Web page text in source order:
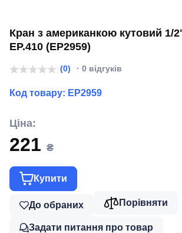
Кран з американкою кутовий 1/
EP.410 (EP2959)
(0) · 0 відгуків
Код товару: EP2959
Ціна:
221 ₴
Купити
До обраних Порівняти
Задати питання про товар